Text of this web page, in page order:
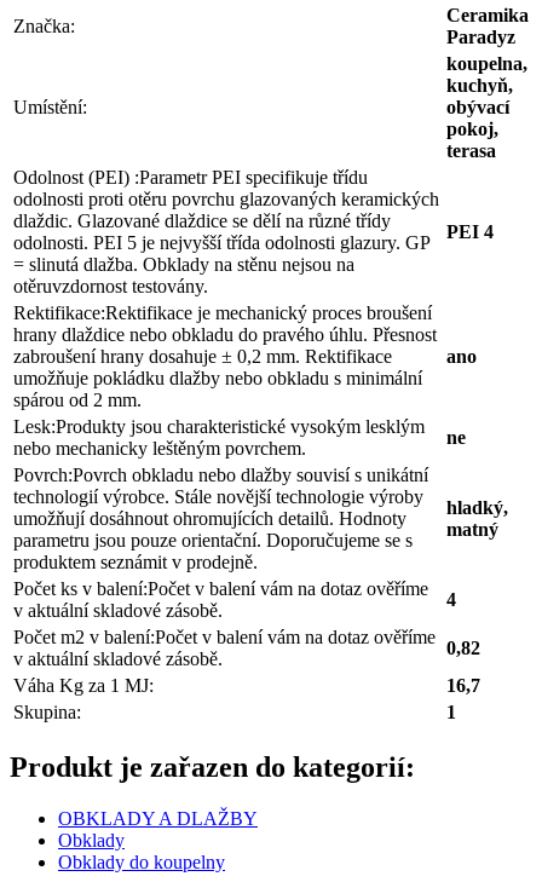
Značka:
Ceramika
Paradyz
Umístění:
koupelna,
kuchyň,
obývací
pokoj,
terasa
Odolnost (PEI) :Parametr PEI specifikuje třídu
odolnosti proti otěru povrchu glazovaných keramických
dlaždic. Glazované dlaždice se dělí na různé třídy
odolnosti. PEI 5 je nejvyšší třída odolnosti glazury. GP
= slinutá dlažba. Obklady na stěnu nejsou na
otěruvzdornost testovány.
PEI 4
Rektifikace:Rektifikace je mechanický proces broušení
hrany dlaždice nebo obkladu do pravého úhlu. Přesnost
zabroušení hrany dosahuje ± 0,2 mm. Rektifikace
umožňuje pokládku dlažby nebo obkladu s minimální
spárou od 2 mm.
ano
Lesk:Produkty jsou charakteristické vysokým lesklým
nebo mechanicky leštěným povrchem.
ne
Povrch:Povrch obkladu nebo dlažby souvisí s unikátní
technologií výrobce. Stále novější technologie výroby
umožňují dosáhnout ohromujících detailů. Hodnoty
parametru jsou pouze orientační. Doporučujeme se s
produktem seznámit v prodejně.
hladký,
matný
Počet ks v balení:Počet v balení vám na dotaz ověříme
v aktuální skladové zásobě.
4
Počet m2 v balení:Počet v balení vám na dotaz ověříme
v aktuální skladové zásobě.
0,82
Váha Kg za 1 MJ:
16,7
Skupina:
1
Produkt je zařazen do kategorií:
OBKLADY A DLAŽBY
Obklady
Obklady do koupelny